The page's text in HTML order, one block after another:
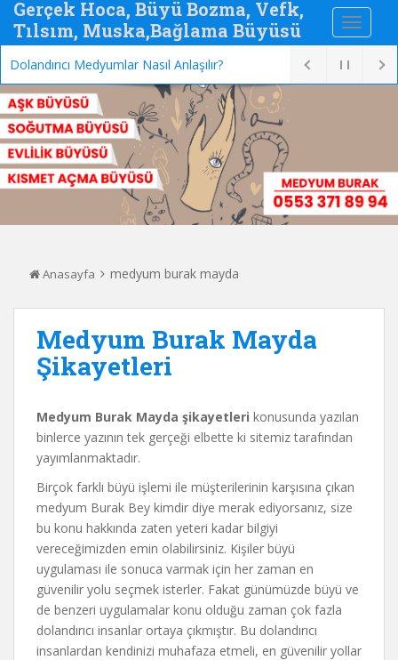
Gerçek Hoca, Büyü Bozma, Vefk,
Tılsım, Muska,Bağlama Büyüsü
Dolandırıcı Medyumlar Nasıl Anlaşılır?
Anasayfa medyum burak mayda
Medyum Burak Mayda
Şikayetleri
Medyum Burak Mayda şikayetleri konusunda yazılan
binlerce yazının tek gerçeği elbette ki sitemiz tarafından
yayımlanmaktadır.
Birçok farklı büyü işlemi ile müşterilerinin karşısına çıkan
medyum Burak Bey kimdir diye merak ediyorsanız, size
bu konu hakkında zaten yeteri kadar bilgiyi
vereceğimizden emin olabilirsiniz. Kişiler büyü
uygulaması ile sonuca varmak için her zaman en
güvenilir yolu seçmek isterler. Fakat günümüzde büyü ve
de benzeri uygulamalar konu olduğu zaman çok fazla
dolandırıcı insanlar ortaya çıkmıştır. Bu dolandırıcı
insanlardan kendinizi muhafaza etmeli, en güvenilir yollar